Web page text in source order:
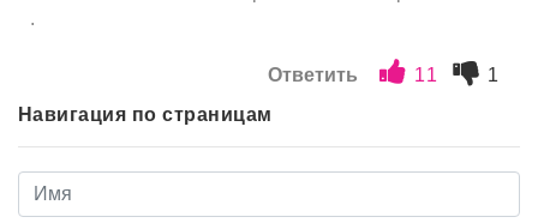
.
Ответить 11
1
Навигация по страницам